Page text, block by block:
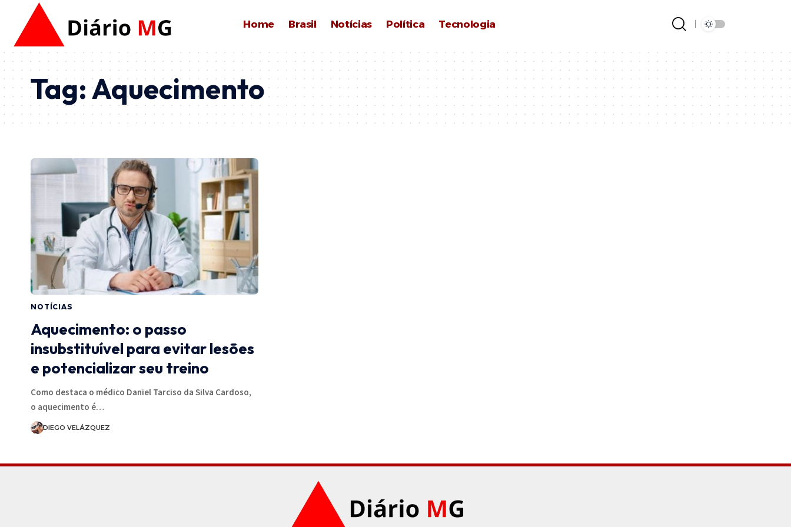
Home Brasil Notícias Política Tecnologia
Tag:Aquecimento
NOTÍCIAS
Aquecimento: o passo
insubstituível para evitar lesões
e potencializar seu treino
Como destaca o médico Daniel Tarciso da Silva Cardoso,
o aquecimento é…
DIEGO VELÁZQUEZ